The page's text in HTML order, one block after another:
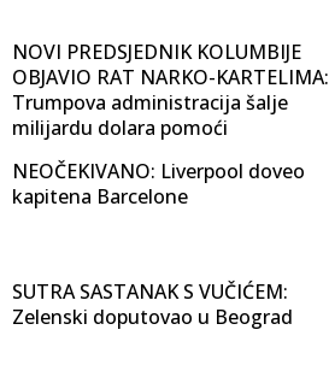
NOVI PREDSJEDNIK KOLUMBIJE
OBJAVIO RAT NARKO-KARTELIMA:
Trumpova administracija šalje
milijardu dolara pomoći
NEOČEKIVANO: Liverpool doveo
kapitena Barcelone
SUTRA SASTANAK S VUČIĆEM:
Zelenski doputovao u Beograd